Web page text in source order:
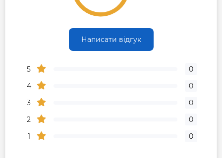
Написати відгук
5
0
4
0
3
0
2
0
1
0